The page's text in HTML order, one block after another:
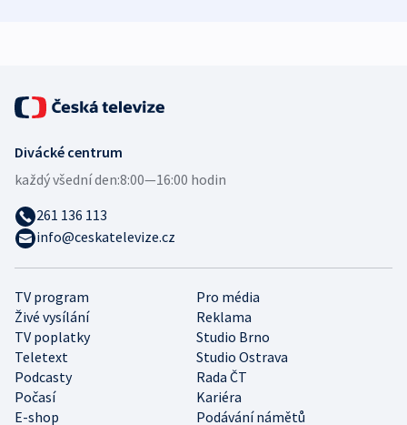
TV program
Pro média
Živé vysílání
Reklama
TV poplatky
Studio Brno
Teletext
Studio Ostrava
Podcasty
Rada ČT
Počasí
Kariéra
E-shop
Podávání námětů
Divácké centrum
každý všední den:8:00—16:00 hodin
261 136 113
info@ceskatelevize.cz